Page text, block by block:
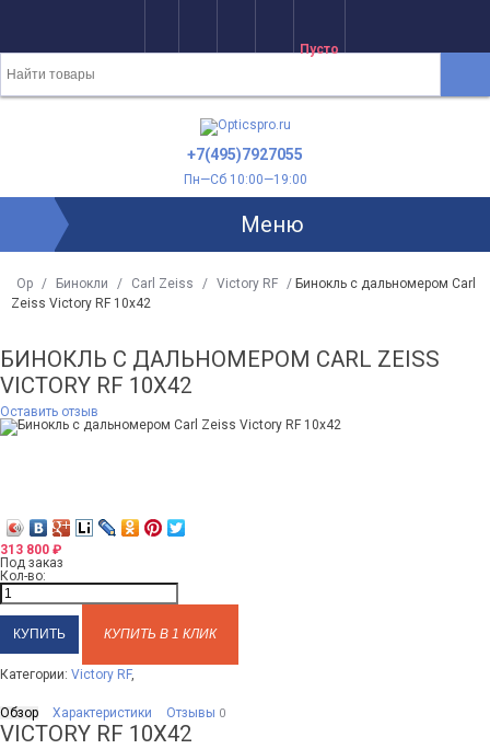
Пусто
+7(495)7927055
Пн—Сб 10:00—19:00
Меню
Op / Бинокли / Carl Zeiss / Victory RF / Бинокль с дальномером Carl
Zeiss Victory RF 10x42
БИНОКЛЬ С ДАЛЬНОМЕРОМ CARL ZEISS
VICTORY RF 10X42
Оставить отзыв
313 800 ₽
Под заказ
Кол-во:
КУПИТЬ В 1 КЛИК
Категории: Victory RF,
Обзор Характеристики Отзывы 0
VICTORY RF 10X42